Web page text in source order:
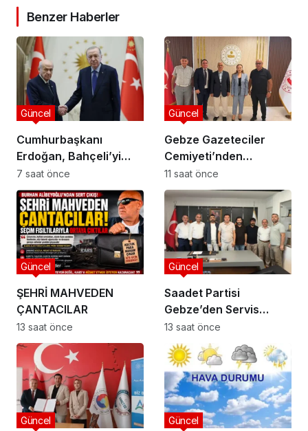
Benzer Haberler
Cumhurbaşkanı
Erdoğan, Bahçeli’yi
Külliye’de kabul etti
Güncel
7 saat önce
Gebze Gazeteciler
Cemiyeti’nden
Kaymakam Özyiğit’e
Ziyaret
Güncel
11 saat önce
ŞEHRİ MAHVEDEN
ÇANTACILAR
Güncel
13 saat önce
Saadet Partisi
Gebze’den Servis
Esnafına Destek
Ziyareti: “Sektörde
Adalet Sağlanmalı”
Güncel
13 saat önce
Güncel Güncel